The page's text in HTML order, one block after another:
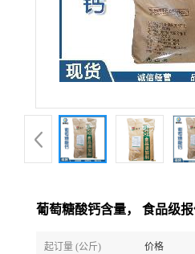
葡萄糖酸钙含量， 食品级
起订量 (公斤) 价格